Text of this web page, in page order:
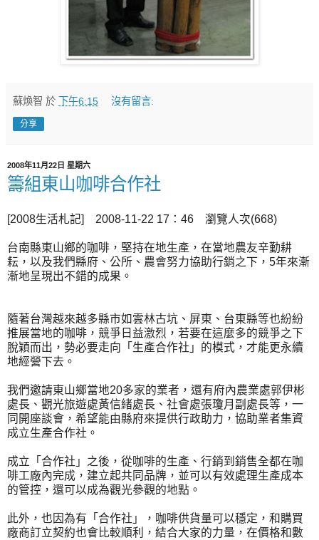
蘇煥智 於 下午6:15 沒有留言:
分享
2008年11月22日 星期六
籌組東山咖啡合作社
[2008生活札記] 2008-11-22 17：46 瀏覽人次(668)
台南縣東山鄉的咖啡，堅持在地生產，在當地農友辛勤耕
耘，以及我們縣府、公所、農會努力協助行銷之下，5年來漸
漸地呈現出不錯的成果。
隨著台灣越來越多縣市如雲林古坑、屏東、台東縣等也紛紛
推展當地的咖啡，競爭日益激烈，若要在這麼多的競爭之下
脫穎而出，勢必要走向「生產合作社」的模式，才能更永續
地經營下去。
我們邀請東山鄉當地20多家的業者，還有府內農業處郭伊彬
處長、觀光旅遊處黃信緒處長、社會處張瓊月副處長等，一
同開座談會，希望能由縣府來提供行政助力，協助業者集資
成立生產合作社。
成立「合作社」之後，從咖啡的生產、行銷到銷售全都在咖
啡工廠內完成，建立起共同品牌，並可以有效處理生產成本
的管控，還可以成為觀光參觀的地點。
此外，也因為有「合作社」，咖啡供貨量可以穩定，和購買
廠商訂立契約也會比較順利，結合大家的力量，在價格和數